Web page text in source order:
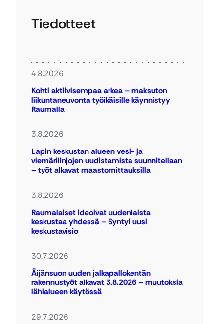
Tiedotteet
4.8.2026
Kohti aktiivisempaa arkea – maksuton
liikuntaneuvonta työikäisille käynnistyy
Raumalla
3.8.2026
Lapin keskustan alueen vesi- ja
viemärilinjojen uudistamista suunnitellaan
– työt alkavat maastomittauksilla
3.8.2026
Raumalaiset ideoivat uudenlaista
keskustaa yhdessä – Syntyi uusi
keskustavisio
30.7.2026
Äijänsuon uuden jalkapallokentän
rakennustyöt alkavat 3.8.2026 – muutoksia
lähialueen käytössä
29.7.2026